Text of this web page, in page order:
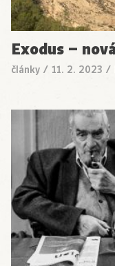
Exodus –
články / 11. 2. 2023 /